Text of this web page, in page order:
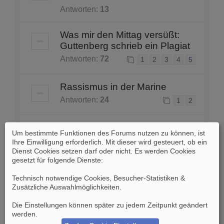
Antworten: 13
Was mir den Mittag versüßt:
Guttenberg schrieb ein Plagiat
Antworten: 72 1 2 3 4 5
Rassismus in der Marine
Antworten: 24 1 2
Absturz von 4 Starfighter-Jets
am 19.6. 1962 bei Kerpen - Ei
Antworten:2
Definition: Wann ist ein
Militäreinsatz ein Krieg?
Antworten: 31 1 2 3
Um bestimmte Funktionen des Forums nutzen zu können, ist
Ihre Einwilligung erforderlich. Mit dieser wird gesteuert, ob ein
Dienst Cookies setzen darf oder nicht. Es werden Cookies
gesetzt für folgende Dienste:
Technisch notwendige Cookies, Besucher-Statistiken &
Zusätzliche Auswahlmöglichkeiten
Die Einstellungen können später zu jedem Zeitpunkt geändert
werden.